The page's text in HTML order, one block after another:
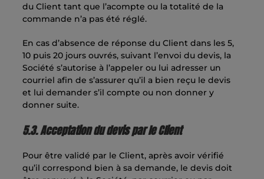
du Client tant que l’acompte ou la totalité de la
commande n’a pas été réglé.
En cas d’absence de réponse du Client dans les 5,
10 puis 20 jours ouvrés, suivant l’envoi du devis, la
Société s’autorise à l’appeler ou lui adresser un
courriel afin de s’assurer qu’il a bien reçu le devis
et lui demander s’il compte ou non donner y
donner suite.
5.3. Acceptation du devis par le Client
Pour être validé par le Client, après avoir vérifié
qu’il correspond bien à sa demande, le devis doit